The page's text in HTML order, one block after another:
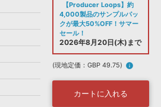
楽曲配信流通サービス
無償のサウンド管理ソフト
次世代型 ボーカル・エディタ
【Producer Loops】約
4,000製品のサンプルパッ
クが最大50%OFF！サマー
セール！
2026年8月20日(木)まで
(現地定価：GBP 49.75) info
カートに入れる